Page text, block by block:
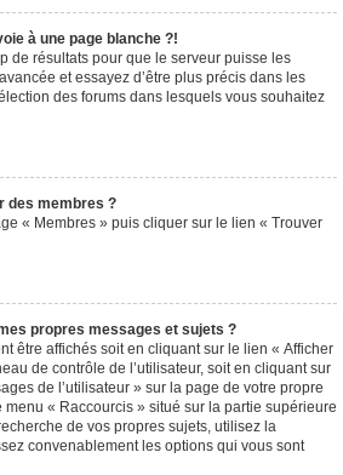
à une page blanche ?!
de résultats pour que le serveur puisse les
et essayez d’être plus précis dans les
des forums dans lesquels vous souhaitez
des membres ?
« Membres » puis cliquer sur le lien « Trouver
propres messages et sujets ?
être affichés soit en cliquant sur le lien « Afficher
de contrôle de l’utilisateur, soit en cliquant sur
de l’utilisateur » sur la page de votre propre
« Raccourcis » situé sur la partie supérieure
de vos propres sujets, utilisez la
convenablement les options qui vous sont